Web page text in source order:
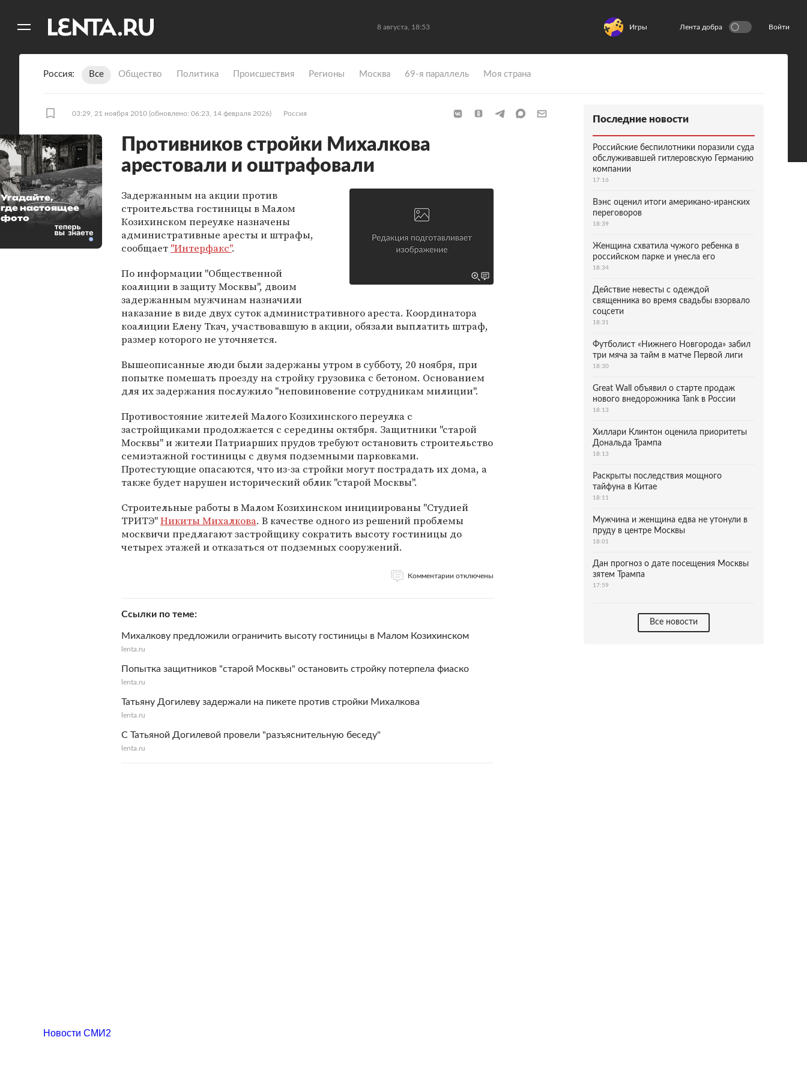
8 августа, 18:53 Игры Лента добра Войти
Россия Все Общество Политика Происшествия Регионы Москва 69-я параллель Моя страна
03:29, 21 ноября 2010 (обновлено: 06:23, 14 февраля 2026) Россия
Противников стройки Михалкова
арестовали и оштрафовали
Задержанным на акции против
строительства гостиницы в Малом
Козихинском переулке назначены
административные аресты и штрафы,
сообщает "Интерфакс".
По информации "Общественной
коалиции в защиту Москвы", двоим
задержанным мужчинам назначили
наказание в виде двух суток административного ареста. Координатора
коалиции Елену Ткач, участвовавшую в акции, обязали выплатить штраф,
размер которого не уточняется.
Вышеописанные люди были задержаны утром в субботу, 20 ноября, при
попытке помешать проезду на стройку грузовика с бетоном. Основанием
для их задержания послужило "неповиновение сотрудникам милиции".
Противостояние жителей Малого Козихинского переулка с
застройщиками продолжается с середины октября. Защитники "старой
Москвы" и жители Патриарших прудов требуют остановить строительство
семиэтажной гостиницы с двумя подземными парковками.
Протестующие опасаются, что из-за стройки могут пострадать их дома, а
также будет нарушен исторический облик "старой Москвы".
Строительные работы в Малом Козихинском инициированы "Студией
ТРИТЭ"Никиты Михалкова. В качестве одного из решений проблемы
москвичи предлагают застройщику сократить высоту гостиницы до
четырех этажей и отказаться от подземных сооружений.
Комментарии отключены
Ссылки по теме
Михалкову предложили ограничить высоту гостиницы в Малом Козихинском
lenta.ru
Попытка защитников "старой Москвы" остановить стройку потерпела фиаско
lenta.ru
Татьяну Догилеву задержали на пикете против стройки Михалкова
lenta.ru
C Татьяной Догилевой провели "разъяснительную беседу"
lenta.ru
Угадайте,
где настоящее
фото
Последние новости
Российские беспилотники поразили суда
обслуживавшей гитлеровскую Германию
компании
17:16
Вэнс оценил итоги американо-иранских
переговоров
18:39
Женщина схватила чужого ребенка в
российском парке и унесла его
18:34
Действие невесты с одеждой
священника во время свадьбы взорвало
соцсети
18:31
Футболист «Нижнего Новгорода» забил
три мяча за тайм в матче Первой лиги
18:30
Great Wall объявил о старте продаж
нового внедорожника Tank в России
18:13
Хиллари Клинтон оценила приоритеты
Дональда Трампа
18:13
Раскрыты последствия мощного
тайфуна в Китае
18:11
Мужчина и женщина едва не утонули в
пруду в центре Москвы
18:01
Дан прогноз о дате посещения Москвы
зятем Трампа
17:59
Все новости
Новости СМИ2